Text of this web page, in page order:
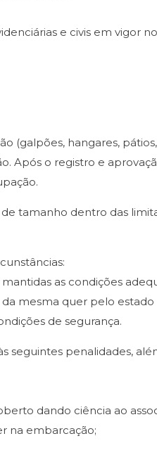
e civis em vigor
(galpões, hangares,
o registro e
tamanho dentro das
as condições
mesma quer pelo
de segurança.
seguintes penalidades,
dando ciência ao
na embarcação;